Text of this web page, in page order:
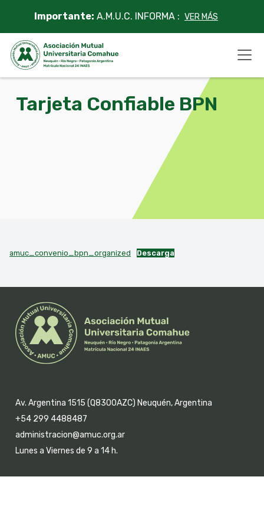
content
Importante: A.M.U.C. INFORMA : VER MÁS
Tarjeta Confiable BPN
amuc_convenio_bpn_organized Descarga
Av. Argentina 1515 (Q8300AZC) Neuquén, Argentina
+54 299 4488487
administracion@amuc.org.ar
Lunes a Viernes de 9 a 14 h.